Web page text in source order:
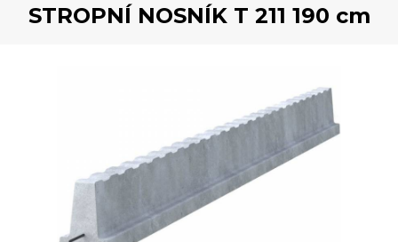
STROPNÍ NOSNÍK T 211 190 cm